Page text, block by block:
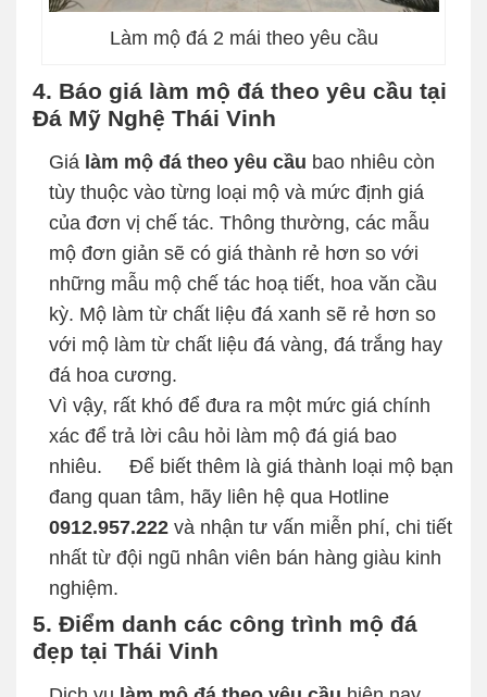
Làm mộ đá 2 mái theo yêu cầu
4. Báo giá làm mộ đá theo yêu cầu tại
Đá Mỹ Nghệ Thái Vinh
Giá làm mộ đá theo yêu cầu bao nhiêu còn
tùy thuộc vào từng loại mộ và mức định giá
của đơn vị chế tác. Thông thường, các mẫu
mộ đơn giản sẽ có giá thành rẻ hơn so với
những mẫu mộ chế tác hoạ tiết, hoa văn cầu
kỳ. Mộ làm từ chất liệu đá xanh sẽ rẻ hơn so
với mộ làm từ chất liệu đá vàng, đá trắng hay
đá hoa cương.
Vì vậy, rất khó để đưa ra một mức giá chính
xác để trả lời câu hỏi làm mộ đá giá bao
nhiêu. Để biết thêm là giá thành loại mộ bạn
đang quan tâm, hãy liên hệ qua Hotline
0912.957.222 và nhận tư vấn miễn phí, chi tiết
nhất từ đội ngũ nhân viên bán hàng giàu kinh
nghiệm.
5. Điểm danh các công trình mộ đá
đẹp tại Thái Vinh